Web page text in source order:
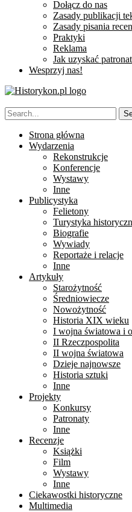
Dołącz do nas
Zasady publikacji
Zasady pisania
Praktyki
Reklama
Jak uzyskać
Wesprzyj nas!
Strona główna
Wydarzenia
Rekonstrukcje
Konferencje
Wystawy
Inne
Publicystyka
Felietony
Turystyka
Biografie
Wywiady
Reportaże i relacje
Inne
Artykuły
Starożytność
Średniowiecze
Nowożytność
Historia XIX wieku
I wojna światowa i
II Rzeczpospolita
II wojna światowa
Dzieje najnowsze
Historia sztuki
Inne
Projekty
Konkursy
Patronaty
Inne
Recenzje
Książki
Film
Wystawy
Inne
Ciekawostki historyczne
Multimedia